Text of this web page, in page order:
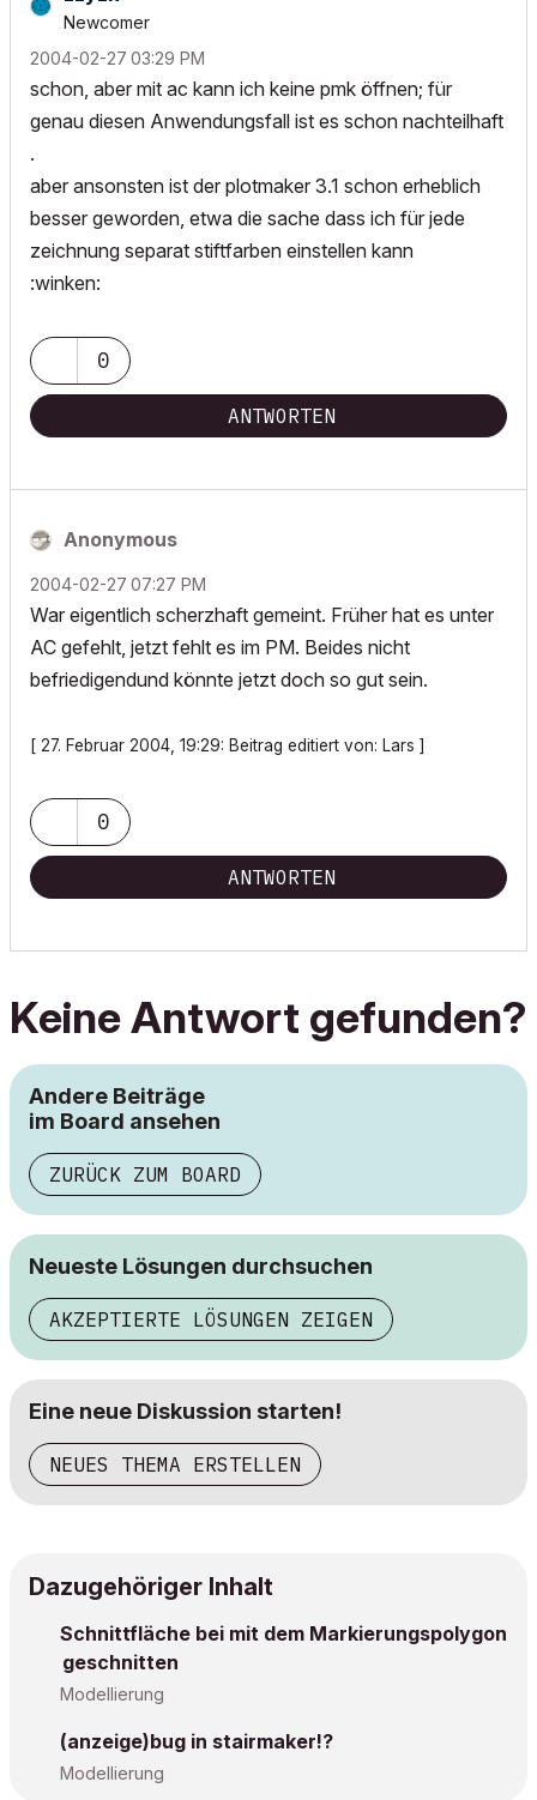
Newcomer
‎2004-02-27 03:29 PM
schon, aber mit ac kann ich keine pmk öffnen; für
genau diesen Anwendungsfall ist es schon nachteilhaft
.
aber ansonsten ist der plotmaker 3.1 schon erheblich
besser geworden, etwa die sache dass ich für jede
zeichnung separat stiftfarben einstellen kann
:winken:
0
ANTWORTEN
Anonymous
‎2004-02-27 07:27 PM
War eigentlich scherzhaft gemeint. Früher hat es unter
AC gefehlt, jetzt fehlt es im PM. Beides nicht
befriedigendund könnte jetzt doch so gut sein.
[ 27. Februar 2004, 19:29: Beitrag editiert von: Lars ]
0
ANTWORTEN
Keine Antwort gefunden?
Andere Beiträge
im Board ansehen
ZURÜCK ZUM BOARD
Neueste Lösungen durchsuchen
AKZEPTIERTE LÖSUNGEN ZEIGEN
Eine neue Diskussion starten!
NEUES THEMA ERSTELLEN
Dazugehöriger Inhalt
Schnittfläche bei mit dem Markierungspolygon
geschnitten
Modellierung
(anzeige)bug in stairmaker!?
Modellierung